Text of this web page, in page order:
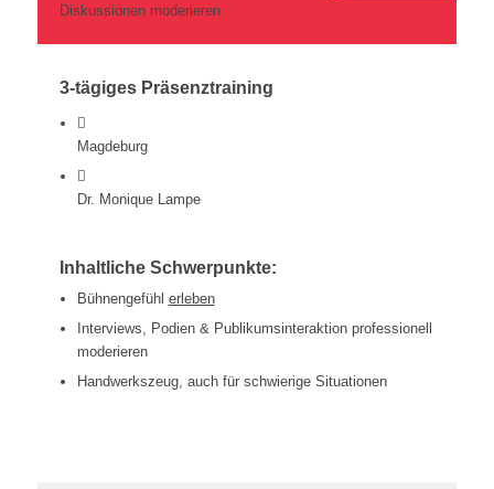
Diskussionen moderieren
3-tägiges Präsenztraining
Magdeburg
Dr. Monique Lampe
Inhaltliche Schwerpunkte:
Bühnengefühl erleben
Interviews, Podien & Publikumsinteraktion professionell
moderieren
Handwerkszeug, auch für schwierige Situationen